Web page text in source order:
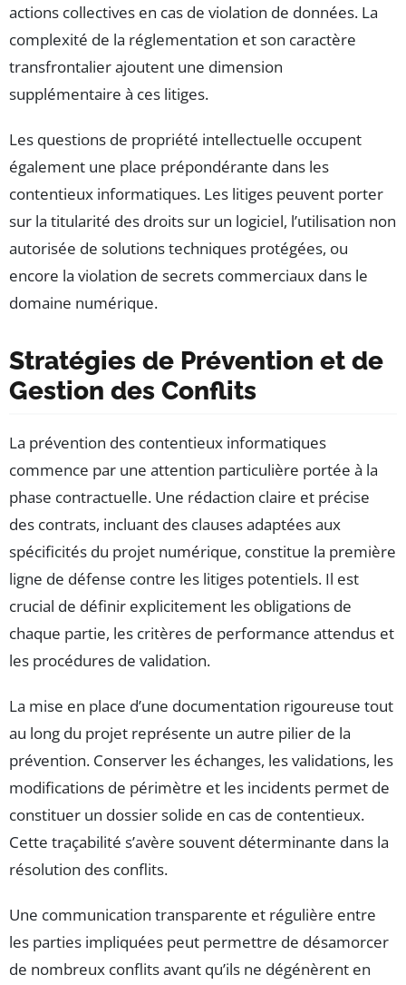
actions collectives en cas de violation de données. La
complexité de la réglementation et son caractère
transfrontalier ajoutent une dimension
supplémentaire à ces litiges.
Les questions de propriété intellectuelle occupent
également une place prépondérante dans les
contentieux informatiques. Les litiges peuvent porter
sur la titularité des droits sur un logiciel, l’utilisation non
autorisée de solutions techniques protégées, ou
encore la violation de secrets commerciaux dans le
domaine numérique.
Stratégies de Prévention et de
Gestion des Conflits
La prévention des contentieux informatiques
commence par une attention particulière portée à la
phase contractuelle. Une rédaction claire et précise
des contrats, incluant des clauses adaptées aux
spécificités du projet numérique, constitue la première
ligne de défense contre les litiges potentiels. Il est
crucial de définir explicitement les obligations de
chaque partie, les critères de performance attendus et
les procédures de validation.
La mise en place d’une documentation rigoureuse tout
au long du projet représente un autre pilier de la
prévention. Conserver les échanges, les validations, les
modifications de périmètre et les incidents permet de
constituer un dossier solide en cas de contentieux.
Cette traçabilité s’avère souvent déterminante dans la
résolution des conflits.
Une communication transparente et régulière entre
les parties impliquées peut permettre de désamorcer
de nombreux conflits avant qu’ils ne dégénèrent en